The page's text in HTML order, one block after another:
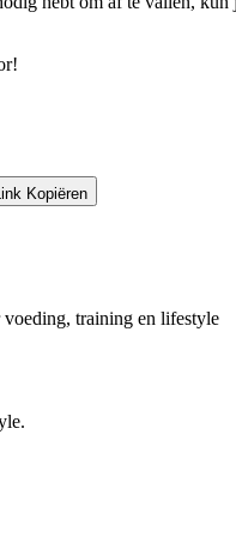
Kopiëren
training en lifestyle